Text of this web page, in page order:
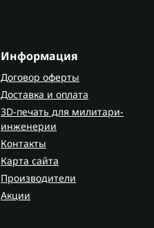
Информация
Договор оферты
Доставка и оплата
3D-печать для милитари-
инженерии
Контакты
Карта сайта
Производители
Акции